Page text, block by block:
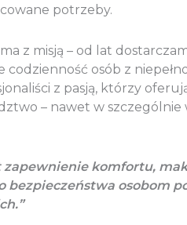
potrzeby.
z misją – od lat
osób z
z pasją, którzy
– nawet w szczególnie
zapewnienie komfortu,
bezpieczeństwa osobom